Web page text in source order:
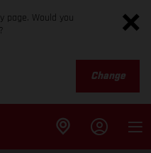
page. Would you
Change